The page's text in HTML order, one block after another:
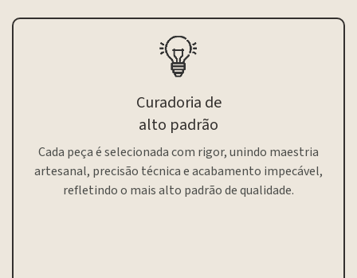
Curadoria de
alto padrão
Cada peça é selecionada com rigor, unindo maestria
artesanal, precisão técnica e acabamento impecável,
refletindo o mais alto padrão de qualidade.